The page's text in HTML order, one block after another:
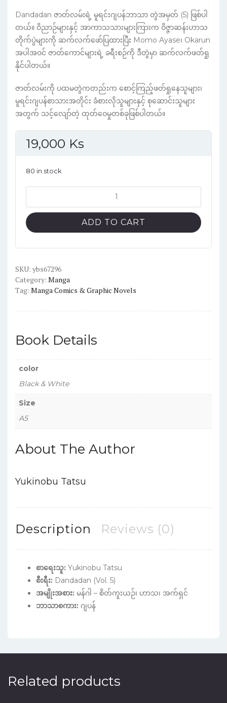
Dandadan ဇာတ်လမ်းရဲ့ မူရင်းဂျပန်ဘာသာ တွဲအမှတ် (5) ဖြစ်ပါ
တယ်။ ဝိညာဉ်များနှင့် အာကာသသားများကြားက ဝိဇ္ဇာဆန်းဟာသ
တိုက်ပွဲများကို ဆက်လက်ဖော်ပြထားပြီး Momo Ayase၊ Okarun
အပါအဝင် ဇာတ်ကောင်များရဲ့ ခရီးစဉ်ကို ဒီတွဲမှာ ဆက်လက်ဖတ်ရှု
နိုင်ပါတယ်။
ဇာတ်လမ်းကို ပထမတွဲကတည်းက စောင့်ကြည့်ဖတ်ရှုနေသူများ၊
မူရင်းဂျပန်စာသားအတိုင်း ခံစားလိုသူများနှင့် စုဆောင်းသူများ
အတွက် သင့်လျော်တဲ့ ထုတ်ဝေမှုတစ်ခုဖြစ်ပါတယ်။
19,000 Ks
80 in stock
Vol.5
Japanese
Version
ADD TO CART
SKU: ybs67296
Category: Manga
Tag: Manga Comics & Graphic Novels
Book Details
color
Black & White
Size
A5
About The Author
Yukinobu Tatsu
Description Reviews (0)
စာရေးသူ: Yukinobu Tatsu
စီးရီး: Dandadan (Vol. 5)
အမျိုးအစား: မန်ဂါ – စိတ်ကူးယဉ်၊ ဟာသ၊ အက်ရှင်
ဘာသာစကား: ဂျပန်
Related products